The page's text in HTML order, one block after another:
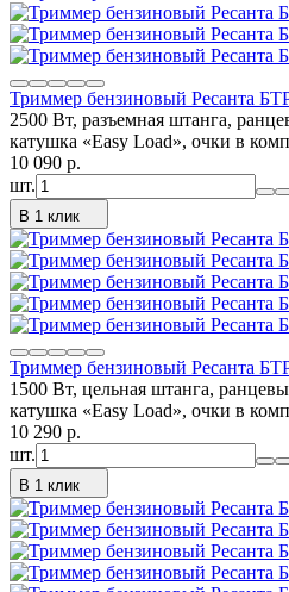
Триммер бензиновый Ресанта
2500 Вт, разъемная штанга,
катушка «Easy Load», очки в
10 090 p.
шт.
В 1 клик
Триммер бензиновый Ресанта
1500 Вт, цельная штанга,
катушка «Easy Load», очки в
10 290 p.
шт.
В 1 клик